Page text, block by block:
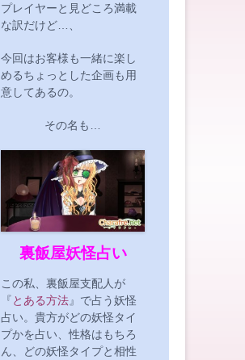
プレイヤーと見どころ満載
な訳だけど…、
今回はお客様も一緒に楽し
めるちょっとした企画も用
意してあるの。
その名も…
裏飯屋妖怪占い
この私、裏飯屋支配人が
『とある方法 』で占う妖怪
占い。貴方がどの妖怪タイ
プかを占い、性格はもちろ
ん、どの妖怪タイプと相性